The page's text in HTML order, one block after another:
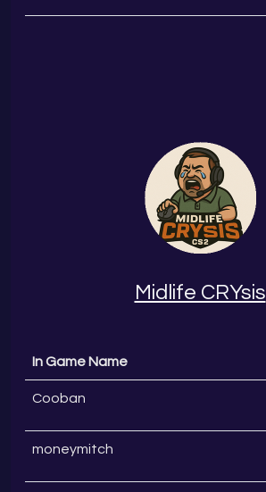
Midlife CRYsis
In Game Name
Cooban
moneymitch